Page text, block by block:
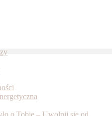
o Tobie – Uwolnij się od